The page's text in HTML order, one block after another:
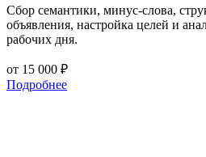
Сбор семантики, минус-слова,
объявления, настройка целей и
рабочих дня.
от 15 000 ₽
Подробнее